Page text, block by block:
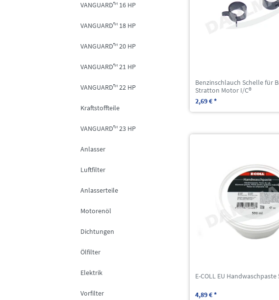
VANGUARD™ 16 HP
VANGUARD™ 18 HP
VANGUARD™ 20 HP
VANGUARD™ 21 HP
VANGUARD™ 22 HP
Kraftstoffteile
VANGUARD™ 23 HP
Anlasser
Luftfilter
Anlasserteile
Motorenöl
Dichtungen
Ölfilter
Elektrik
Vorfilter
Benzinschlauch Schelle für
Stratton Motor I/C®
2,69 € *
E-COLL EU Handwaschpaste
4,89 € *